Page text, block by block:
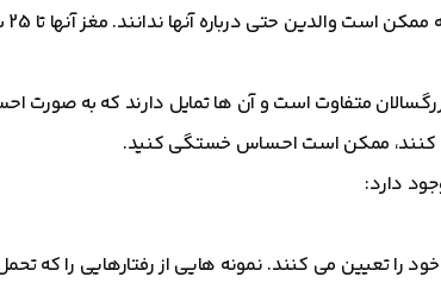
است والدین حتی درباره آنها ندانند.
متفاوت است و آن ها تمایل دارند که به
کنند، ممکن است احساس خستگی کنید.
دارد:
را تعیین می کنند. نمونه هایی از رفتارهایی را که